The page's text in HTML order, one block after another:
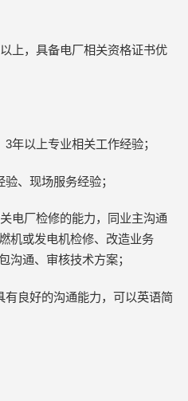
上，具备电厂相关资格证书优
年以上专业相关工作经验；
、现场服务经验；
电厂检修的能力，同业主沟通
机或发电机检修、改造业务
沟通、审核技术方案；
有良好的沟通能力，可以英语简